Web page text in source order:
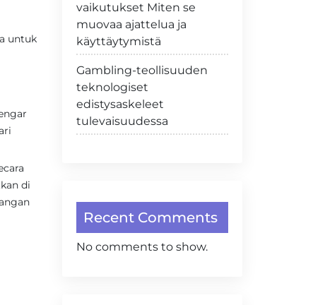
untuk
di
vaikutukset Miten se
muovaa ajattelua ja
käyttäytymistä
Gambling-teollisuuden
teknologiset
edistysaskeleet
tulevaisuudessa
Recent Comments
No comments to show.